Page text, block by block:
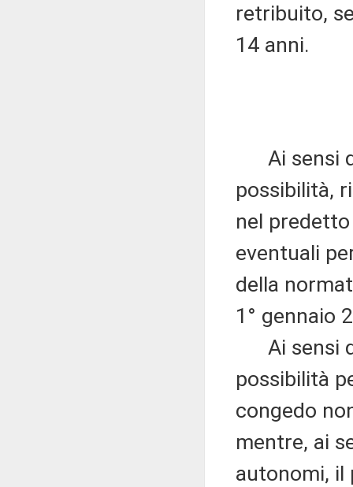
retribuito,
14 anni.
Ai sensi
possibilità,
nel
eventuali
della
1° gennaio
Ai sensi
possibilità
congedo
mentre, ai
autonomi, il